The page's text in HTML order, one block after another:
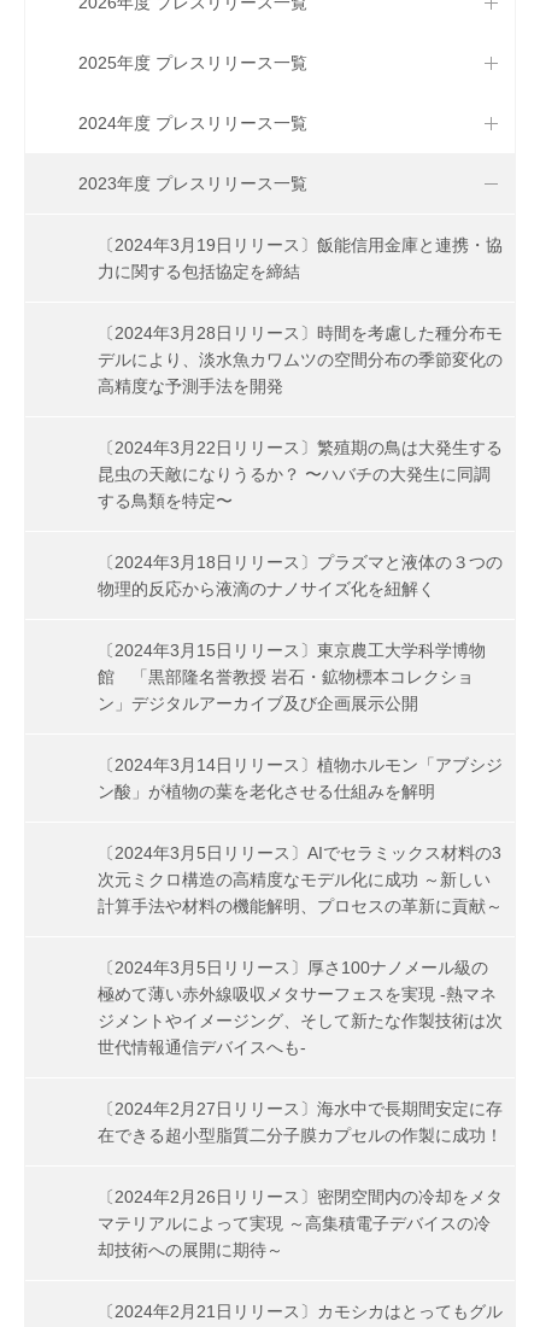
2025年度 プレスリリース一覧
2024年度 プレスリリース一覧
2023年度 プレスリリース一覧
〔2024年3月19日リリース〕飯能信用金庫と連携・協
力に関する包括協定を締結
〔2024年3月28日リリース〕時間を考慮した種分布モ
デルにより、淡水魚カワムツの空間分布の季節変化の
高精度な予測手法を開発
〔2024年3月22日リリース〕繁殖期の鳥は大発生する
昆虫の天敵になりうるか？ 〜ハバチの大発生に同調
する鳥類を特定〜
〔2024年3月18日リリース〕プラズマと液体の３つの
物理的反応から液滴のナノサイズ化を紐解く
〔2024年3月15日リリース〕東京農工大学科学博物
館 「黒部隆名誉教授 岩石・鉱物標本コレクショ
ン」デジタルアーカイブ及び企画展示公開
〔2024年3月14日リリース〕植物ホルモン「アブシジ
ン酸」が植物の葉を老化させる仕組みを解明
〔2024年3月5日リリース〕AIでセラミックス材料の3
次元ミクロ構造の高精度なモデル化に成功 ～新しい
計算手法や材料の機能解明、プロセスの革新に貢献～
〔2024年3月5日リリース〕厚さ100ナノメール級の
極めて薄い赤外線吸収メタサーフェスを実現 -熱マネ
ジメントやイメージング、そして新たな作製技術は次
世代情報通信デバイスへも-
〔2024年2月27日リリース〕海水中で長期間安定に存
在できる超小型脂質二分子膜カプセルの作製に成功！
〔2024年2月26日リリース〕密閉空間内の冷却をメタ
マテリアルによって実現 ～高集積電子デバイスの冷
却技術への展開に期待～
〔2024年2月21日リリース〕カモシカはとってもグル